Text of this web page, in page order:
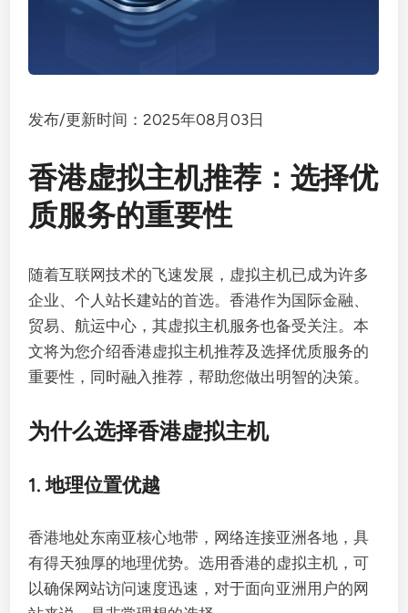
发布/更新时间：2025年08月03日
香港虚拟主机推荐：选择优
质服务的重要性
随着互联网技术的飞速发展，虚拟主机已成为许多
企业、个人站长建站的首选。香港作为国际金融、
贸易、航运中心，其虚拟主机服务也备受关注。本
文将为您介绍香港虚拟主机推荐及选择优质服务的
重要性，同时融入推荐，帮助您做出明智的决策。
为什么选择香港虚拟主机
1. 地理位置优越
香港地处东南亚核心地带，网络连接亚洲各地，具
有得天独厚的地理优势。选用香港的虚拟主机，可
以确保网站访问速度迅速，对于面向亚洲用户的网